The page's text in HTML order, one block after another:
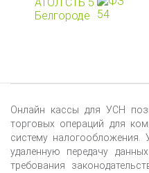
Онлайн кассы для УСН
торговых операций для
систему налогообложения.
удаленную передачу
требования